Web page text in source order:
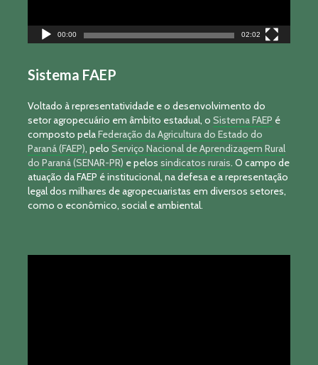
00:00 02:02
Sistema FAEP
Voltado à representatividade e o desenvolvimento do
setor agropecuário em âmbito estadual, o Sistema FAEP é
composto pelaFederação da Agricultura do Estado do
Paraná (FAEP), pelo Serviço Nacional de Aprendizagem Rural
do Paraná (SENAR-PR) e pelos sindicatos rurais. O campo de
atuação da FAEP é institucional, na defesa e a representação
legal dos milhares de agropecuaristas em diversos setores,
como o econômico, social e ambiental.